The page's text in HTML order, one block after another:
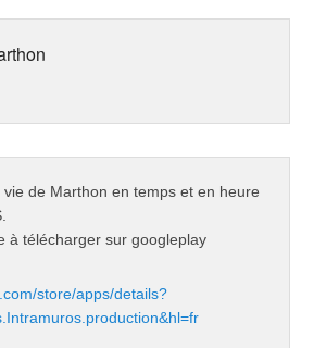
de Marthon en temps et en heure
à télécharger sur googleplay
store/apps/details?